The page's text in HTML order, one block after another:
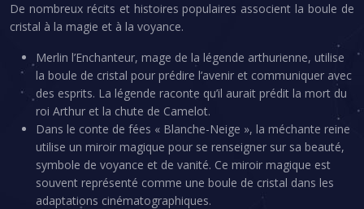
De nombreux récits et histoires populaires associent la boule de
cristal à la magie et à la voyance.
Merlin l’Enchanteur, mage de la légende arthurienne, utilise
la boule de cristal pour prédire l’avenir et communiquer avec
des esprits. La légende raconte qu’il aurait prédit la mort du
roi Arthur et la chute de Camelot.
Dans le conte de fées « Blanche-Neige », la méchante reine
utilise un miroir magique pour se renseigner sur sa beauté,
symbole de voyance et de vanité. Ce miroir magique est
souvent représenté comme une boule de cristal dans les
adaptations cinématographiques.